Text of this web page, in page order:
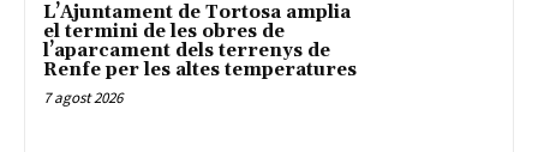
L’Ajuntament de Tortosa amplia
el termini de les obres de
l’aparcament dels terrenys de
Renfe per les altes temperatures
7 agost 2026